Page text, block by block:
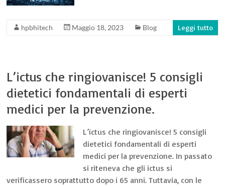
hpbhitech Maggio 18, 2023 Blog Leggi tutto
L’ictus che ringiovanisce! 5 consigli
dietetici fondamentali di esperti
medici per la prevenzione.
L’ictus che ringiovanisce! 5 consigli
dietetici fondamentali di esperti
medici per la prevenzione. In passato
si riteneva che gli ictus si
verificassero soprattutto dopo i 65 anni. Tuttavia, con le